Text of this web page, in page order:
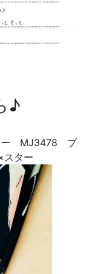
♪
ー MJ3478 ブ
ター